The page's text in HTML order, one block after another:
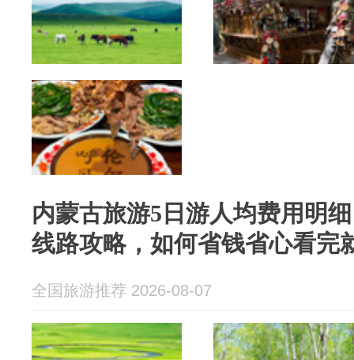
内蒙古旅游5日游人均费用明
线路攻略，如何省钱省心看完
全国旅游推荐 2026-08-07